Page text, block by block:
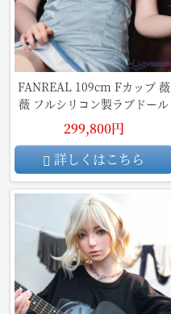
FANREAL 109cm Fカップ 薇
薇 フルシリコン製ラブドール
299,800円
詳しくはこちら